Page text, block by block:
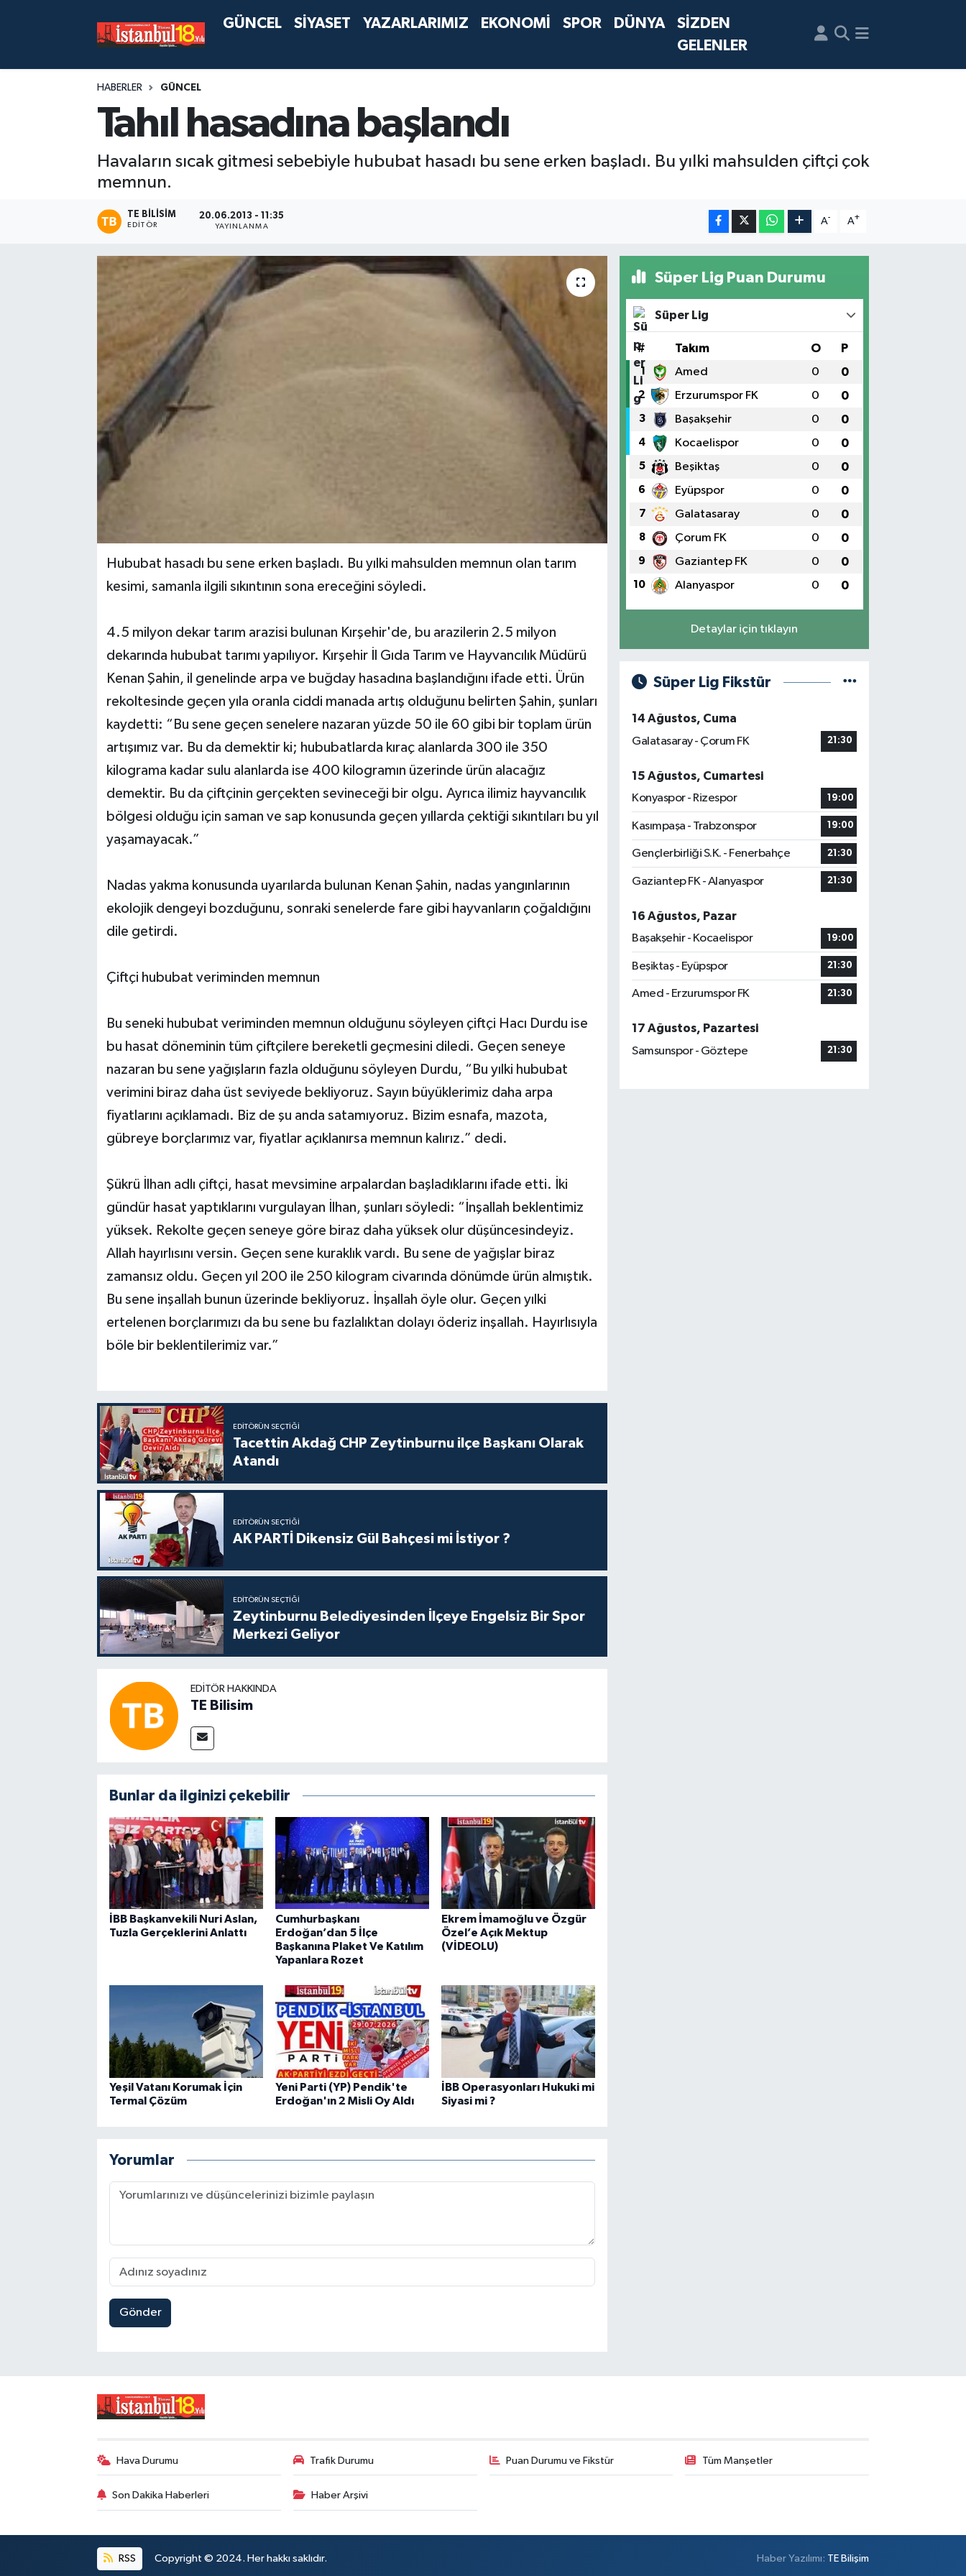
GÜNCEL SİYASET YAZARLARIMIZ EKONOMİ SPOR DÜNYA
SİZDEN
GELENLER
HABERLER GÜNCEL
Tahıl hasadına başlandı
Havaların sıcak gitmesi sebebiyle hububat hasadı bu sene erken başladı. Bu yılki mahsulden çiftçi çok
memnun.
TE BILISIM
EDITÖR
20.06.2013 - 11:35
YAYINLANMA
A- A+
Hububat hasadı bu sene erken başladı. Bu yılki mahsulden memnun olan tarım
kesimi, samanla ilgili sıkıntının sona ereceğini söyledi.
4.5 milyon dekar tarım arazisi bulunan Kırşehir'de, bu arazilerin 2.5 milyon
dekarında hububat tarımı yapılıyor. Kırşehir İl Gıda Tarım ve Hayvancılık Müdürü
Kenan Şahin, il genelinde arpa ve buğday hasadına başlandığını ifade etti. Ürün
rekoltesinde geçen yıla oranla ciddi manada artış olduğunu belirten Şahin, şunları
kaydetti: “Bu sene geçen senelere nazaran yüzde 50 ile 60 gibi bir toplam ürün
artışımız var. Bu da demektir ki; hububatlarda kıraç alanlarda 300 ile 350
kilograma kadar sulu alanlarda ise 400 kilogramın üzerinde ürün alacağız
demektir. Bu da çiftçinin gerçekten sevineceği bir olgu. Ayrıca ilimiz hayvancılık
bölgesi olduğu için saman ve sap konusunda geçen yıllarda çektiği sıkıntıları bu yıl
yaşamayacak.”
Nadas yakma konusunda uyarılarda bulunan Kenan Şahin, nadas yangınlarının
ekolojik dengeyi bozduğunu, sonraki senelerde fare gibi hayvanların çoğaldığını
dile getirdi.
Çiftçi hububat veriminden memnun
Bu seneki hububat veriminden memnun olduğunu söyleyen çiftçi Hacı Durdu ise
bu hasat döneminin tüm çiftçilere bereketli geçmesini diledi. Geçen seneye
nazaran bu sene yağışların fazla olduğunu söyleyen Durdu, “Bu yılki hububat
verimini biraz daha üst seviyede bekliyoruz. Sayın büyüklerimiz daha arpa
fiyatlarını açıklamadı. Biz de şu anda satamıyoruz. Bizim esnafa, mazota,
gübreye borçlarımız var, fiyatlar açıklanırsa memnun kalırız.” dedi.
Şükrü İlhan adlı çiftçi, hasat mevsimine arpalardan başladıklarını ifade etti. İki
gündür hasat yaptıklarını vurgulayan İlhan, şunları söyledi: “İnşallah beklentimiz
yüksek. Rekolte geçen seneye göre biraz daha yüksek olur düşüncesindeyiz.
Allah hayırlısını versin. Geçen sene kuraklık vardı. Bu sene de yağışlar biraz
zamansız oldu. Geçen yıl 200 ile 250 kilogram civarında dönümde ürün almıştık.
Bu sene inşallah bunun üzerinde bekliyoruz. İnşallah öyle olur. Geçen yılki
ertelenen borçlarımızı da bu sene bu fazlalıktan dolayı öderiz inşallah. Hayırlısıyla
böle bir beklentilerimiz var.”
EDITÖRÜN SEÇTIĞI
Tacettin Akdağ CHP Zeytinburnu ilçe Başkanı Olarak
Atandı
EDITÖRÜN SEÇTIĞI
AK PARTİ Dikensiz Gül Bahçesi mi İstiyor ?
EDITÖRÜN SEÇTIĞI
Zeytinburnu Belediyesinden İlçeye Engelsiz Bir Spor
Merkezi Geliyor
EDITÖR HAKKINDA
TE Bilisim
Bunlar da ilginizi çekebilir
İBB Başkanvekili Nuri Aslan,
Tuzla Gerçeklerini Anlattı
Cumhurbaşkanı
Erdoğan’dan 5 İlçe
Başkanına Plaket Ve Katılım
Yapanlara Rozet
Ekrem İmamoğlu ve Özgür
Özel’e Açık Mektup
(VİDEOLU)
Yeşil Vatanı Korumak İçin
Termal Çözüm
Yeni Parti (YP) Pendik'te
Erdoğan'ın 2 Misli Oy Aldı
İBB Operasyonları Hukuki mi
Siyasi mi ?
Yorumlar
Gönder
Süper Lig Puan Durumu
Süper Lig
# Takım O P
1 Amed 0 0
2 Erzurumspor FK 0 0
3 Başakşehir 0 0
4 Kocaelispor 0 0
5 Beşiktaş 0 0
6 Eyüpspor 0 0
7 Galatasaray 0 0
8 Çorum FK 0 0
9 Gaziantep FK 0 0
10 Alanyaspor 0 0
Detaylar için tıklayın
Süper Lig Fikstür
14 Ağustos, Cuma
Galatasaray - Çorum FK
21:30
15 Ağustos, Cumartesi
Konyaspor - Rizespor
19:00
Kasımpaşa - Trabzonspor 19:00
Gençlerbirliği S.K. - Fenerbahçe 21:30
Gaziantep FK - Alanyaspor 21:30
16 Ağustos, Pazar
Başakşehir - Kocaelispor
19:00
Beşiktaş - Eyüpspor 21:30
Amed - Erzurumspor FK 21:30
17 Ağustos, Pazartesi
Samsunspor - Göztepe
21:30
Hava Durumu Trafik Durumu Puan Durumu ve Fikstür Tüm Manşetler
Son Dakika Haberleri Haber Arşivi
RSS Copyright © 2024. Her hakkı saklıdır. Haber Yazılımı: TE Bilişim